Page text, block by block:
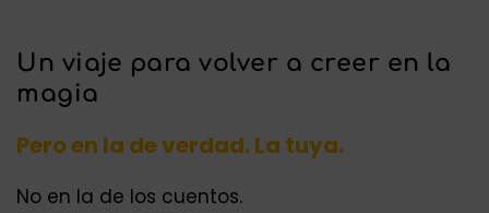
Un viaje para volver a creer en la
magia
Pero en la de verdad. La tuya.
No en la de los cuentos.